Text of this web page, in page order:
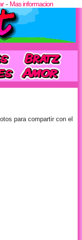
para compartir con el
- Mas informacion